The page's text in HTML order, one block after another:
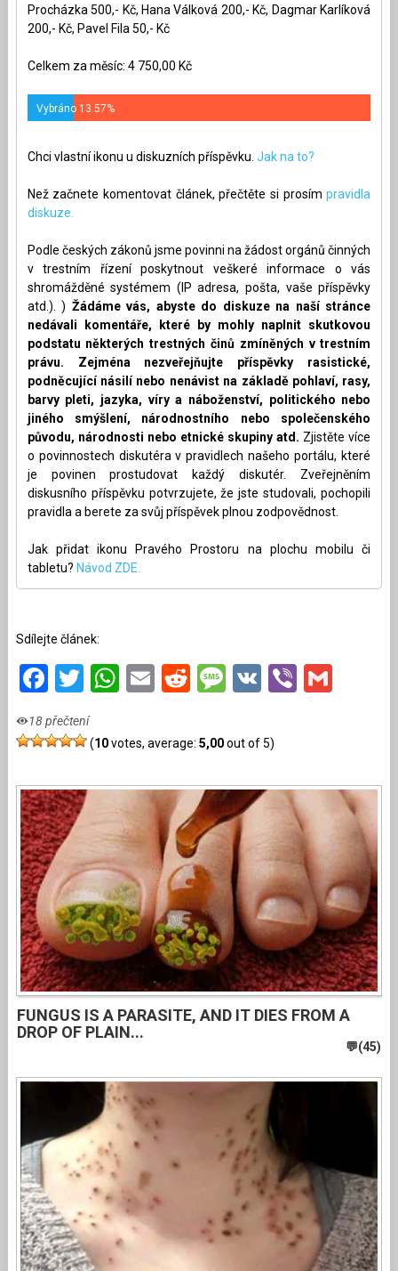
Procházka 500,- Kč, Hana Válková 200,- Kč, Dagmar Karlíková
200,- Kč, Pavel Fila 50,- Kč
Celkem za měsíc: 4 750,00 Kč
Vybráno 13.57%
Chci vlastní ikonu u diskuzních příspěvku. Jak na to?
Než začnete komentovat článek, přečtěte si prosímpravidla
diskuze.
Podle českých zákonů jsme povinni na žádost orgánů činných
v trestním řízení poskytnout veškeré informace o vás
shromážděné systémem (IP adresa, pošta, vaše příspěvky
atd.). ) Žádáme vás, abyste do diskuze na naší stránce
nedávali komentáře, které by mohly naplnit skutkovou
podstatu některých trestných činů zmíněných v trestním
právu. Zejména nezveřejňujte příspěvky rasistické,
podněcující násilí nebo nenávist na základě pohlaví, rasy,
barvy pleti, jazyka, víry a náboženství, politického nebo
jiného smýšlení, národnostního nebo společenského
původu, národnosti nebo etnické skupiny atd. Zjistěte více
o povinnostech diskutéra v pravidlech našeho portálu, které
je povinen prostudovat každý diskutér. Zveřejněním
diskusního příspěvku potvrzujete, že jste studovali, pochopili
pravidla a berete za svůj příspěvek plnou zodpovědnost.
Jak přidat ikonu Pravého Prostoru na plochu mobilu či
tabletu? Návod ZDE.
Sdílejte článek:
Facebook
Twitter
WhatsApp
EmailRedditMessage
VKViber
18 přečtení
(10votes, average: 5,00out of 5)
FUNGUS IS A PARASITE, AND IT DIES FROM A
DROP OF PLAIN...